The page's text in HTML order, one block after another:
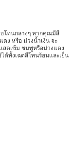
โทนกลางๆ หากคุณมีสี
ง หรือ ม่วงน้ำเงิน จะ
ดเข้ม ชมพูหรือม่วงแดง
ด้ทั้งเฉดสีโทนร้อนและเย็น